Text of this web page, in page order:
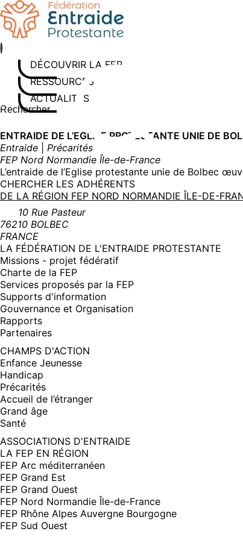
Aller
au
contenu
DÉCOUVRIR LA FEP
RESSOURCES
ACTUALITÉS
Rechercher sur le site
Saisissez au moins 3 caractères pour lancer la
ENTRAIDE DE L’EGLISE PROTESTANTE UNIE DE
Entraide
Précarités
FEP Nord Normandie Île-de-France
L’entraide de l’Eglise protestante unie de Bolbec
CHERCHER LES ADHÉRENTS
DE LA RÉGION FEP NORD NORMANDIE ÎLE-DE-
10 Rue Pasteur
76210 BOLBEC
FRANCE
LA FÉDÉRATION DE L'ENTRAIDE PROTESTANTE
Missions - projet fédératif
Charte de la FEP
Services proposés par la FEP
Supports d'information
Gouvernance et Organisation
Rapports
Partenaires
CHAMPS D'ACTION
Enfance Jeunesse
Handicap
Précarités
Accueil de l’étranger
Grand âge
Santé
ASSOCIATIONS D'ENTRAIDE
LA FEP EN RÉGION
FEP Arc méditerranéen
FEP Grand Est
FEP Grand Ouest
FEP Nord Normandie Île-de-France
FEP Rhône Alpes Auvergne Bourgogne
FEP Sud Ouest